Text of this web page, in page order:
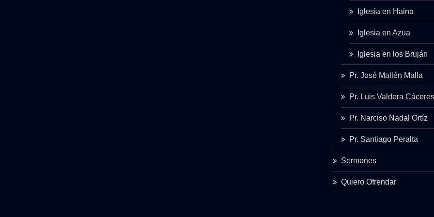
Iglesia en Haina
Iglesia en Azua
Iglesia en los Bruján
Pr. José Mallén Malla
Pr. Luis Valdera Cáceres
Pr. Narciso Nadal Ortíz
Pr. Santiago Peralta
Sermones
Quiero Ofrendar